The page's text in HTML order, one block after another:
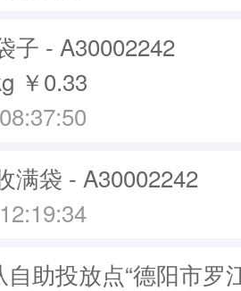
子 - A30002242
￥0.33
满袋 - A30002242
助投放点“德阳市罗